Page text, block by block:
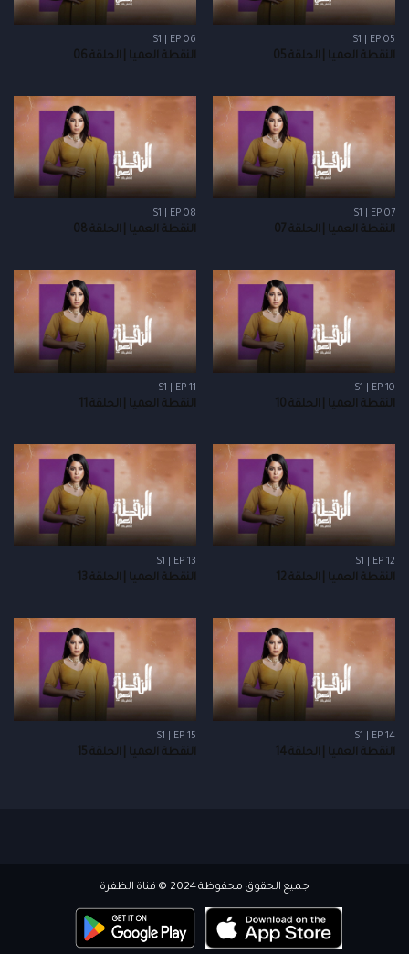
S1 | EP 05
النقطة العميا | الحلقة 05
S1 | EP 06
النقطة العميا | الحلقة 06
S1 | EP 07
النقطة العميا | الحلقة 07
S1 | EP 08
النقطة العميا | الحلقة 08
S1 | EP 10
النقطة العميا | الحلقة 10
S1 | EP 11
النقطة العميا | الحلقة 11
S1 | EP 12
النقطة العميا | الحلقة 12
S1 | EP 13
النقطة العميا | الحلقة 13
S1 | EP 14
النقطة العميا | الحلقة 14
S1 | EP 15
النقطة العميا | الحلقة 15
جميع الحقوق محفوظة 2024 © قناة الظفرة